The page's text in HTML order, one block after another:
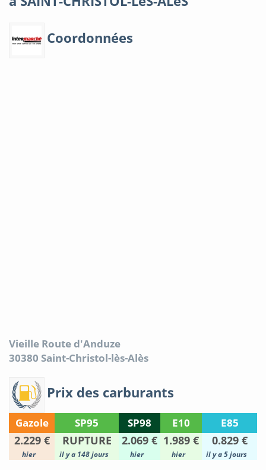
Coordonnées
Vieille Route d'Anduze
30380 Saint-Christol-lès-Alès
Prix des carburants
Gazole SP95 SP98 E10 E85
2.229 € RUPTURE 2.069 € 1.989 € 0.829 €
hier il y a 148 jours hier hier il y a 5 jours